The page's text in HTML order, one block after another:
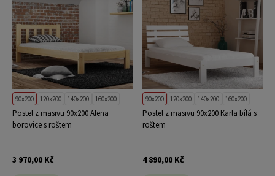
90x200 120x200 140x200 160x200
Postel z masivu 90x200 Alena
borovice s roštem
3 970,00 Kč
90x200 120x200 140x200 160x200
Postel z masivu 90x200 Karla bílá s
roštem
4 890,00 Kč